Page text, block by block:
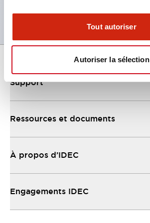
Tout autoriser
Autoriser la sélection
Support
Ressources et documents
À propos d’IDEC
Engagements IDEC